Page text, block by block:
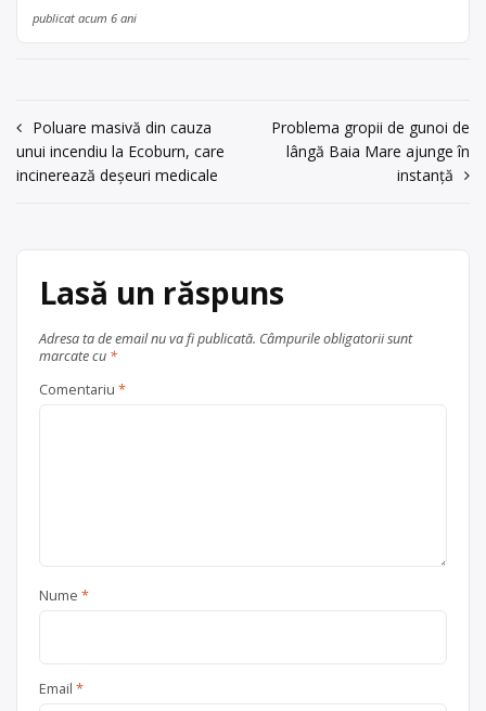
publicat acum 6 ani
Navigare
în
Poluare masivă din cauza
unui incendiu la Ecoburn, care
incinerează deșeuri medicale
Problema gropii de gunoi de
lângă Baia Mare ajunge în
instanță
Lasă un răspuns
Adresa ta de email nu va fi publicată. Câmpurile obligatorii sunt
marcate cu *
Comentariu *
Nume *
Email *